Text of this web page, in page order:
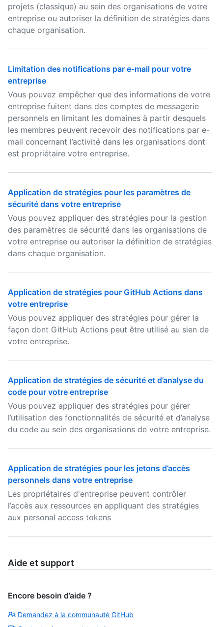
projets (classique) au sein des organisations de votre
entreprise ou autoriser la définition de stratégies dans
chaque organisation.
Limitation des notifications par e-mail pour votre
entreprise
Vous pouvez empêcher que des informations de votre
entreprise fuitent dans des comptes de messagerie
personnels en limitant les domaines à partir desquels
les membres peuvent recevoir des notifications par e-
mail concernant l’activité dans les organisations dont
est propriétaire votre entreprise.
Application de stratégies pour les paramètres de
sécurité dans votre entreprise
Vous pouvez appliquer des stratégies pour la gestion
des paramètres de sécurité dans les organisations de
votre entreprise ou autoriser la définition de stratégies
dans chaque organisation.
Application de stratégies pour GitHub Actions dans
votre entreprise
Vous pouvez appliquer des stratégies pour gérer la
façon dont GitHub Actions peut être utilisé au sien de
votre entreprise.
Application de stratégies de sécurité et d’analyse du
code pour votre entreprise
Vous pouvez appliquer des stratégies pour gérer
l’utilisation des fonctionnalités de sécurité et d’analyse
du code au sein des organisations de votre entreprise.
Application de stratégies pour les jetons d’accès
personnels dans votre entreprise
Les propriétaires d'entreprise peuvent contrôler
l’accès aux ressources en appliquant des stratégies
aux personal access tokens
Aide et support
Encore besoin d’aide ?
Demandez à la communauté GitHub